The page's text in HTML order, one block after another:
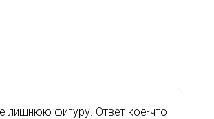
лишнюю фигуру. Ответ кое-что